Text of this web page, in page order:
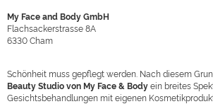
My Face and Body GmbH
Flachsackerstrasse 8A
6330Cham
Schönheit muss gepflegt werden. Nach diesem
Beauty Studio von My Face & Bodyein breites
Gesichtsbehandlungen mit eigenen